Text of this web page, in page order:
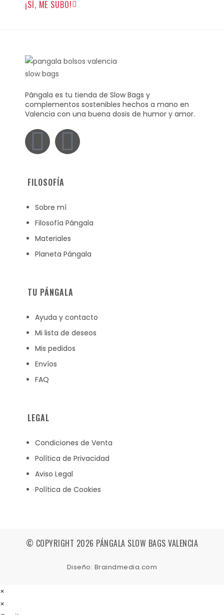
¡SÍ, ME SUBO!
Pángala es tu tienda de Slow Bags y
complementos sostenibles hechos a mano en
Valencia con una buena dosis de humor y amor.
FILOSOFÍA
Sobre mí
Filosofía Pángala
Materiales
Planeta Pángala
TU PÁNGALA
Ayuda y contacto
Mi lista de deseos
Mis pedidos
Envíos
FAQ
LEGAL
Condiciones de Venta
Política de Privacidad
Aviso Legal
Política de Cookies
© COPYRIGHT 2026 PÁNGALA SLOW BAGS VALENCIA
Diseño: Braindmedia.com
×
×